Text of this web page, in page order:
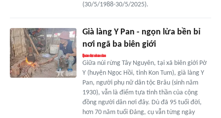
(30/5/1988-30/5/2025).
Già làng Y Pan - ngọn lửa bền bỉ
nơi ngã ba biên giới
Giữa núi rừng Tây Nguyên, tại xã biên giới Pờ
Y (huyện Ngọc Hồi, tỉnh Kon Tum), già làng Y
Pan, người phụ nữ dân tộc Brâu (sinh năm
1930), vẫn là điểm tựa tinh thần của cộng
đồng người dân nơi đây. Dù đã 95 tuổi đời,
hơn 70 năm tuổi Đảng, cụ vẫn từng ngày